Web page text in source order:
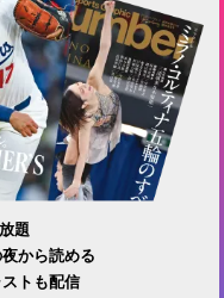
題
から読める
トも配信